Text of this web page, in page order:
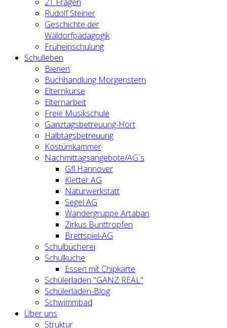
Rudolf Steiner
Geschichte der
Waldorfpädagogik
Früheinschulung
Schulleben
Bienen
Buchhandlung Morgenstern
Elternkurse
Elternarbeit
Freie Musikschule
Ganztagsbetreuung-Hort
Halbtagsbetreuung
Kostümkammer
Nachmittagsangebote/AG´s
Gfl Hannover
Kletter AG
Naturwerkstatt
Segel AG
Wandergruppe Artaban
Zirkus Bunttropfen
Brettspiel-AG
Schulbücherei
Schulküche
Essen mit Chipkarte
Schülerladen "GANZ REAL"
Schülerladen-Blog
Schwimmbad
Über uns
Struktur